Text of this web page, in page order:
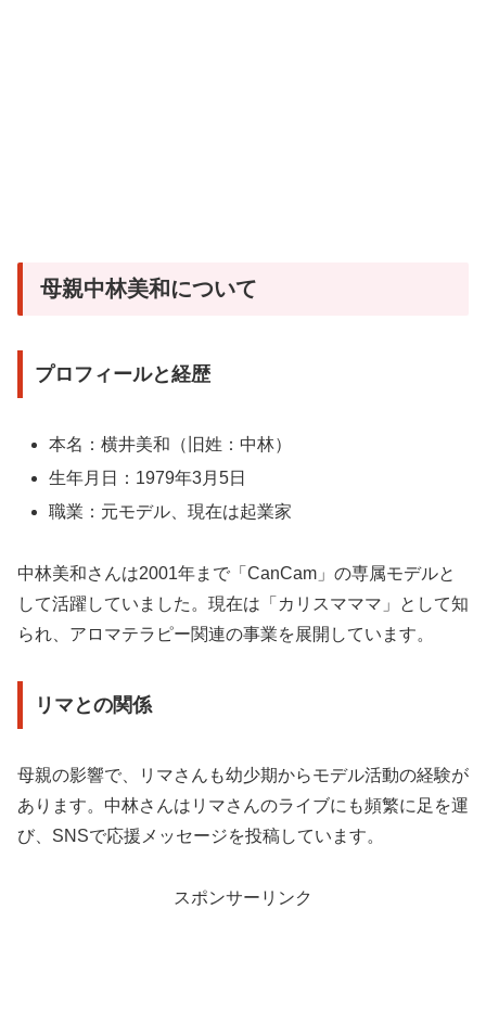
母親中林美和について
プロフィールと経歴
本名：横井美和（旧姓：中林）
生年月日：1979年3月5日
職業：元モデル、現在は起業家
中林美和さんは2001年まで「CanCam」の専属モデルと
して活躍していました。現在は「カリスマママ」として知
られ、アロマテラピー関連の事業を展開しています。
リマとの関係
母親の影響で、リマさんも幼少期からモデル活動の経験が
あります。中林さんはリマさんのライブにも頻繁に足を運
び、SNSで応援メッセージを投稿しています。
スポンサーリンク